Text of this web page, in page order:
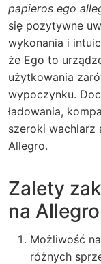
papieros ego
się pozytywne
wykonania i
że Ego to
użytkowania
wypoczynku.
ładowania,
szeroki wachlarz
Allegro.
Zalety
na Allegro
Możliwość
różnych